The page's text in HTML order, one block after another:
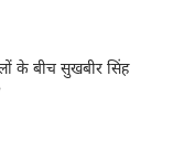
के बीच सुखबीर सिंह